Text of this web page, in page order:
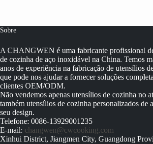
Sobre
A CHANGWEN é uma fabricante profissional
de cozinha de aço inoxidável na China. Temos
anos de experiência na fabricação de utensílios
que pode nos ajudar a fornecer soluções
clientes OEM/ODM.
Não vendemos apenas utensílios de cozinha no
também utensílios de cozinha personalizados de
seu design.
Telefone: 0086-13929001235
E-mail: changwen@cwcooking.com
Xinhui District, Jiangmen City, Guangdong